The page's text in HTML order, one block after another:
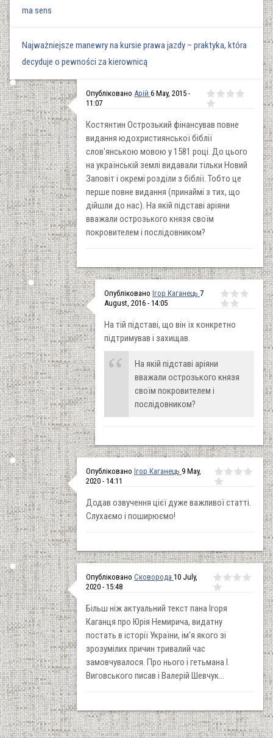
ma sens
Najważniejsze manewry na kursie prawa jazdy – praktyka, która
decyduje o pewności za kierownicą
Опубліковано Арій 6 May, 2015 -
11:07
Костянтин Острозький фінансував повне
видання юдохристиянської біблії
слов'янською мовою у 1581 році. До цього
на українській землі видавали тільки Новий
Заповіт і окремі розділи з біблії. Тобто це
перше повне видання (принаймі з тих, що
дійшли до нас). На якій підставі аріяни
вважали острозького князя своїм
покровителем і послідовником?
Опубліковано Ігор Каганець 7
August, 2016 - 14:05
На тій підставі, що він їх конкретно
підтримував і захищав.
На якій підставі аріяни
вважали острозького князя
своїм покровителем і
послідовником?
Опубліковано Ігор Каганець 9 May,
2020 - 14:11
Додав озвучення цієї дуже важливої статті.
Слухаємо і поширюємо!
Опубліковано Сковорода 10 July,
2020 - 15:48
Більш ніж актуальний текст пана Ігоря
Каганця про Юрія Немирича, видатну
постать в історії України, ім'я якого зі
зрозумілих причин тривалий час
замовчувалося. Про нього і гетьмана І.
Виговського писав і Валерій Шевчук...